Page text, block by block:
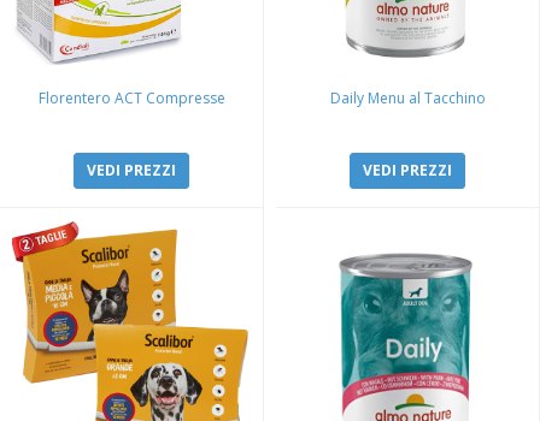
Florentero ACT Compresse
VEDI PREZZI
Daily Menu al Tacchino
VEDI PREZZI